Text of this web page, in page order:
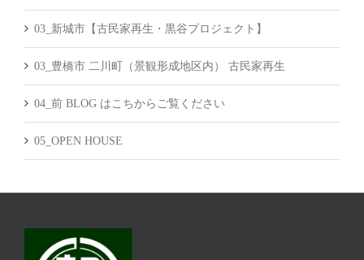
03_新城市【古民家再生・黒谷プロジェクト】
03_豊橋市 二川町（景観形成地区内） 古民家再生
04_前 BLOG はこちからご覧ください
05_OPEN HOUSE